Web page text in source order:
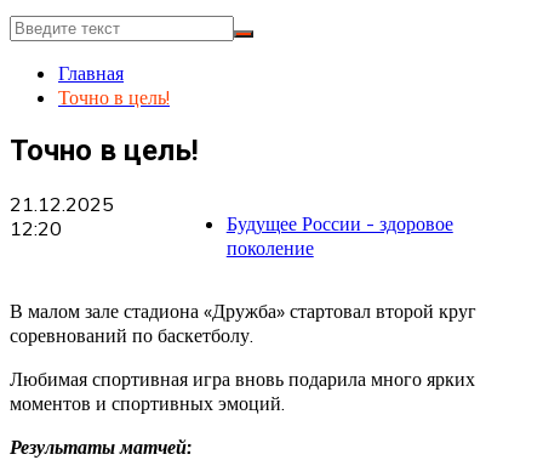
Главная
Точно в цель!
Точно в цель!
21.12.2025
12:20
Будущее России - здоровое
поколение
В малом зале стадиона «Дружба» стартовал второй круг
соревнований по баскетболу.
Любимая спортивная игра вновь подарила много ярких
моментов и спортивных эмоций.
Результаты матчей: